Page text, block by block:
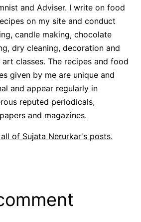
and Adviser. I write on food
on my site and conduct
candle making, chocolate
dry cleaning, decoration and
classes. The recipes and food
given by me are unique and
and appear regularly in
reputed periodicals,
and magazines.
of Sujata Nerurkar's posts.